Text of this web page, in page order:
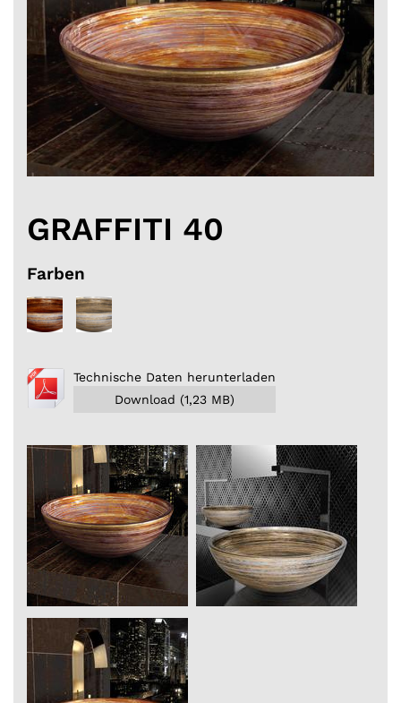
GRAFFITI 40
Farben
Technische Daten herunterladen
Download (1,23 MB)